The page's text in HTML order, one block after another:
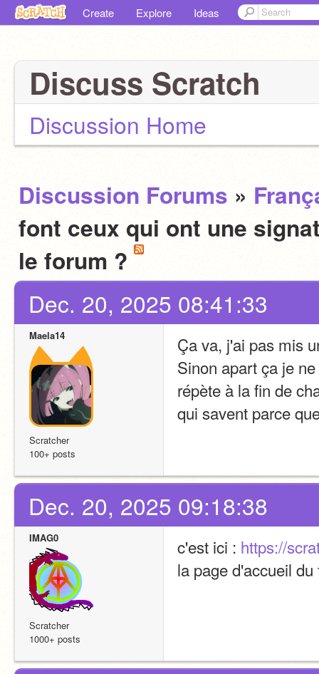
Create Explore Ideas
Discuss Scratch
Discussion Home
Discussion Forums »
font ceux qui ont une
le forum ?
Dec. 20, 2025 08:41:33
Maela14
Scratcher
100+ posts
Ça va, j'ai pas mis
Sinon apart ça je
répète à la fin de
qui savent parce
Dec. 20, 2025 09:18:38
IMAG0
Scratcher
1000+ posts
c'est ici : https://
la page d'accueil du